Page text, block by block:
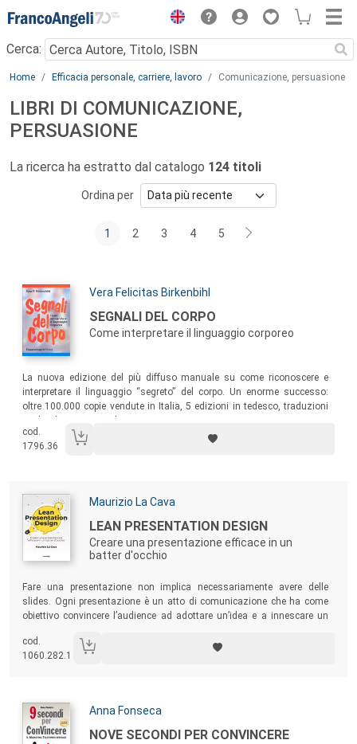
Menu
Cerca:
Main content
Home Efficacia personale, carriere, lavoro Comunicazione, persuasione
LIBRI DI COMUNICAZIONE,
PERSUASIONE
La ricerca ha estratto dal catalogo 124 titoli
Ordina per
1 2 3 4 5
Autori:
Vera Felicitas Birkenbihl
Titolo:
SEGNALI DEL CORPO
Come interpretare il linguaggio corporeo
La nuova edizione del più diffuso manuale su come riconoscere e
interpretare il linguaggio “segreto” del corpo. Un enorme successo:
oltre 100.000 copie vendute in Italia, 5 edizioni in tedesco, traduzioni
cod.
1796.36
Autori:
Maurizio La Cava
Titolo:
LEAN PRESENTATION DESIGN
Creare una presentazione efficace in un
batter d'occhio
Fare una presentazione non implica necessariamente avere delle
slides. Ogni presentazione è un atto di comunicazione che ha come
obiettivo convincere l’audience ad adottare un’idea e a innescare un
della comunicazione e del design, insegnerà a creare presentazioni
“perfette”, ovvero che colpiscano i bisogni della tua audience.
cod.
1060.282.1
Autori:
Anna Fonseca
Titolo:
NOVE SECONDI PER CONVINCERE